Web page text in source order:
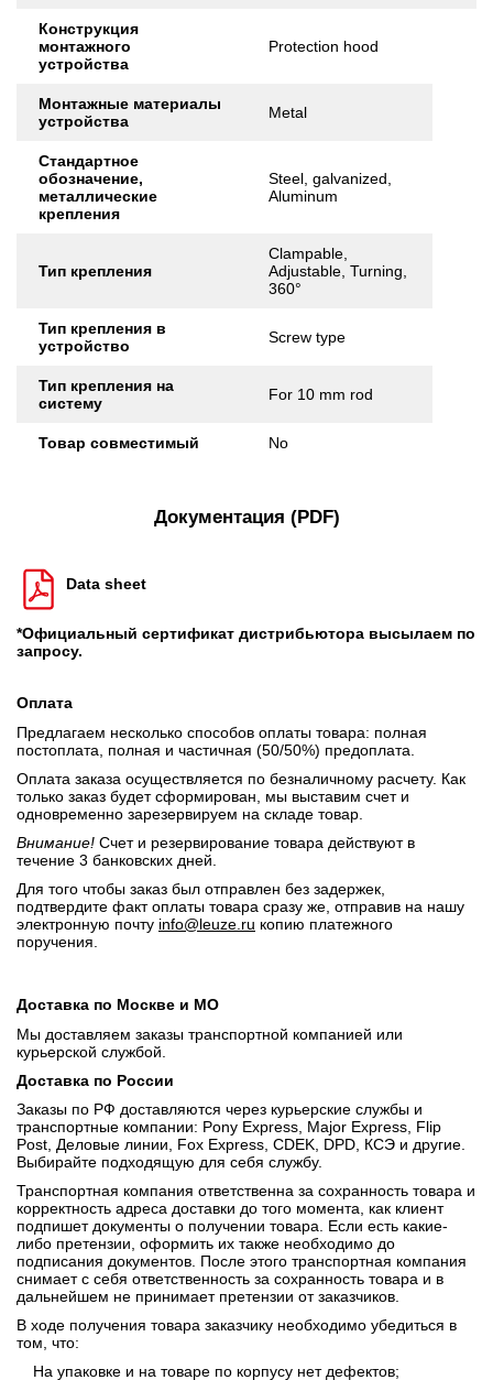
Конструкция
монтажного
устройства
Protection hood
Монтажные материалы
устройства
Metal
Стандартное
обозначение,
металлические
крепления
Steel, galvanized,
Aluminum
Тип крепления
Clampable,
Adjustable, Turning,
360°
Тип крепления в
устройство
Screw type
Тип крепления на
систему
For 10 mm rod
Товар совместимый No
Документация (PDF)
Data sheet
*Официальный сертификат дистрибьютора высылаем по
запросу.
Оплата
Предлагаем несколько способов оплаты товара: полная
постоплата, полная и частичная (50/50%) предоплата.
Оплата заказа осуществляется по безналичному расчету. Как
только заказ будет сформирован, мы выставим счет и
одновременно зарезервируем на складе товар.
Внимание! Счет и резервирование товара действуют в
течение 3 банковских дней.
Для того чтобы заказ был отправлен без задержек,
подтвердите факт оплаты товара сразу же, отправив на нашу
электронную почту info@leuze.ru копию платежного
поручения.
Доставка по Москве и МО
Мы доставляем заказы транспортной компанией или
курьерской службой.
Доставка по России
Заказы по РФ доставляются через курьерские службы и
транспортные компании: Pony Express, Major Express, Flip
Post, Деловые линии, Fox Express, CDEK, DPD, КСЭ и другие.
Выбирайте подходящую для себя службу.
Транспортная компания ответственна за сохранность товара и
корректность адреса доставки до того момента, как клиент
подпишет документы о получении товара. Если есть какие-
либо претензии, оформить их также необходимо до
подписания документов. После этого транспортная компания
снимает с себя ответственность за сохранность товара и в
дальнейшем не принимает претензии от заказчиков.
В ходе получения товара заказчику необходимо убедиться в
том, что:
На упаковке и на товаре по корпусу нет дефектов;